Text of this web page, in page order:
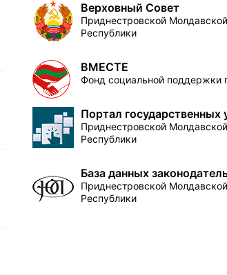
Верховный Совет
Приднестровской Молдавской
Республики
ВМЕСТЕ
Фонд социальной поддержки
Портал государственных
Приднестровской Молдавской
Республики
База данных
Приднестровской Молдавской
Республики